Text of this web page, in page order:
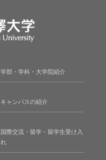
学部・学科・大学院紹介
キャンパスの紹介
国際交流・留学・留学生受け入
れ